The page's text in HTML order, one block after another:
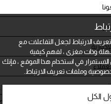
الارتباط لجعل التفاعلات مع
وذات مغزى ، لفهم كيفية
في استخدام هذا الموقع ، فإنك
وملفات تعريف الارتباط.
الكل